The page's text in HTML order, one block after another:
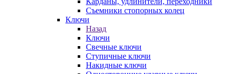
Съемники стопорных колец
Ключи
Назад
Ключи
Свечные ключи
Ступичные ключи
Накидные ключи